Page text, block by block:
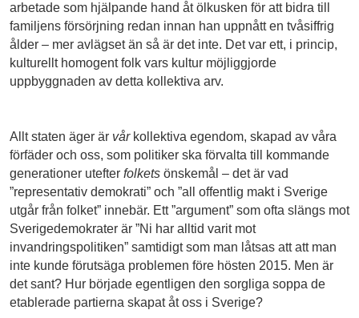
arbetade som hjälpande hand åt ölkusken för att bidra till
familjens försörjning redan innan han uppnått en tvåsiffrig
ålder – mer avlägset än så är det inte. Det var ett, i princip,
kulturellt homogent folk vars kultur möjliggjorde
uppbyggnaden av detta kollektiva arv.
Allt staten äger är vårkollektiva egendom, skapad av våra
förfäder och oss, som politiker ska förvalta till kommande
generationer utefter folkets önskemål – det är vad
”representativ demokrati” och ”all offentlig makt i Sverige
utgår från folket” innebär. Ett ”argument” som ofta slängs mot
Sverigedemokrater är ”Ni har alltid varit mot
invandringspolitiken” samtidigt som man låtsas att att man
inte kunde förutsäga problemen före hösten 2015. Men är
det sant? Hur började egentligen den sorgliga soppa de
etablerade partierna skapat åt oss i Sverige?